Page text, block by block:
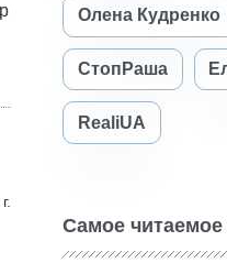
Олена Кудренко
СтопРаша
RealiUA
Самое читаемое